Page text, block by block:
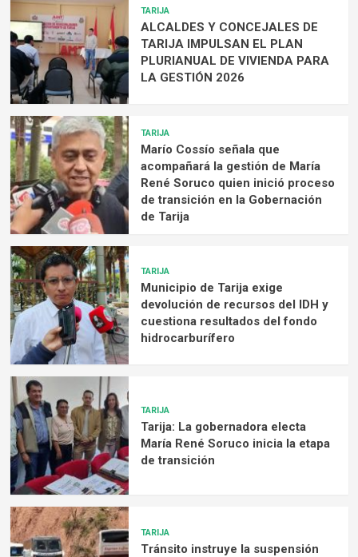
TARIJA
ALCALDES Y CONCEJALES DE
TARIJA IMPULSAN EL PLAN
PLURIANUAL DE VIVIENDA PARA
LA GESTIÓN 2026
TARIJA
Marío Cossío señala que
acompañará la gestión de María
René Soruco quien inició proceso
de transición en la Gobernación
de Tarija
TARIJA
Municipio de Tarija exige
devolución de recursos del IDH y
cuestiona resultados del fondo
hidrocarburífero
TARIJA
Tarija: La gobernadora electa
María René Soruco inicia la etapa
de transición
TARIJA
Tránsito instruye la suspensión